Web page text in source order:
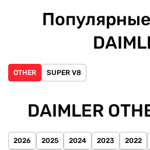
OTHER SUPER V8
DAIMLER
2026 2025 2024 2023 2022